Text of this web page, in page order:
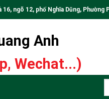
ngõ 12, phố Nghĩa Dũng, Phường
Anh
Wechat...)